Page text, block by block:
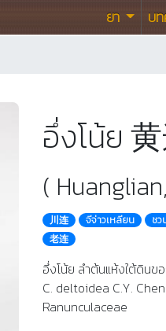
ยา บ
อึ่งโน้ย
(
川连 จีจ่าวเหลียน ชว
老连
อึ่งโน้ย ลำต้นแห้งใต้ดิน
C. deltoidea C.Y.
Ranunculaceae